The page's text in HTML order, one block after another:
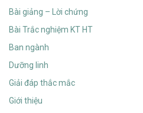
Bài giảng – Lời chứng
Bài Trắc nghiệm KT HT
Ban ngành
Dưỡng linh
Giải đáp thắc mắc
Giới thiệu